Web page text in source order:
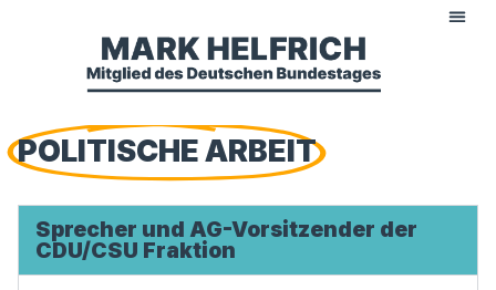
POLITISCHE ARBEIT
Sprecher und AG-Vorsitzender der
CDU/CSU Fraktion